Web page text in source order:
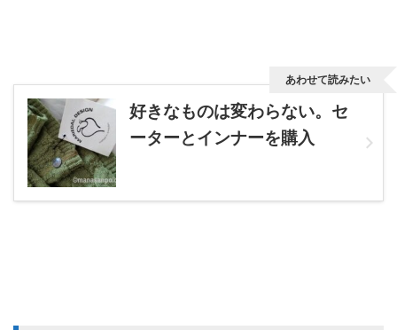
好きなものは変わらない。セ
ーターとインナーを購入
あわせて読みたい